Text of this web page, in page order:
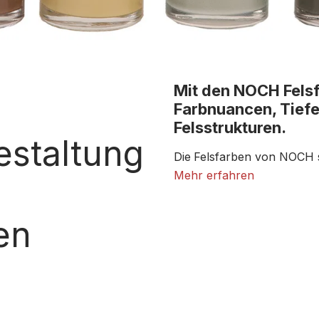
Mit den NOCH
Farbnuancen,
Felsstrukturen.
Die Felsfarben von
Gebirgslandschaften
Mehr erfahren